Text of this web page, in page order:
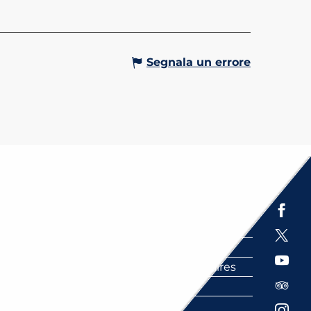
Segnala un errore
Partenaires